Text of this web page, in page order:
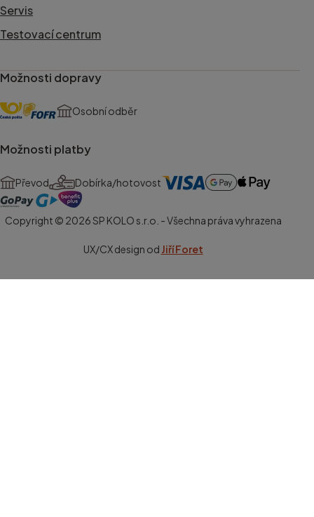
Servis
Testovací centrum
Možnosti dopravy
Osobní odběr
Možnosti platby
Převod Dobírka/hotovost
Copyright © 2026 SP KOLO s.r.o. - Všechna práva vyhrazena
UX/CX design od Jiří Foret